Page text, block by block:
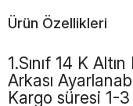
Ürün Özellikleri
1.Sınıf 14 K
Arkası
Kargo süresi 1-